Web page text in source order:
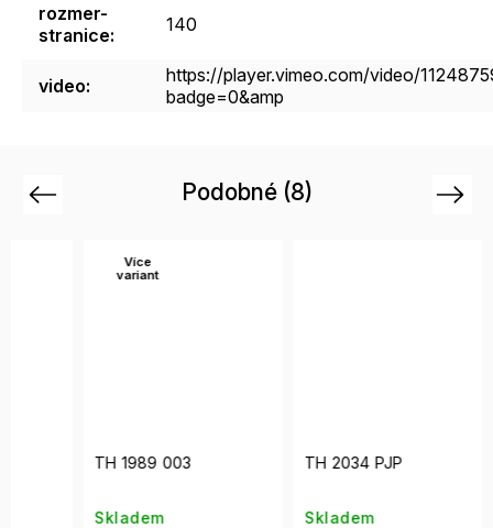
rozmer-
stranice: 140
video:
https://player.vimeo.com/video/
badge=0&amp
Podobné (8)
Previous
TH 1989 003
Skladem
TH 2034 PJP
Skladem
Next